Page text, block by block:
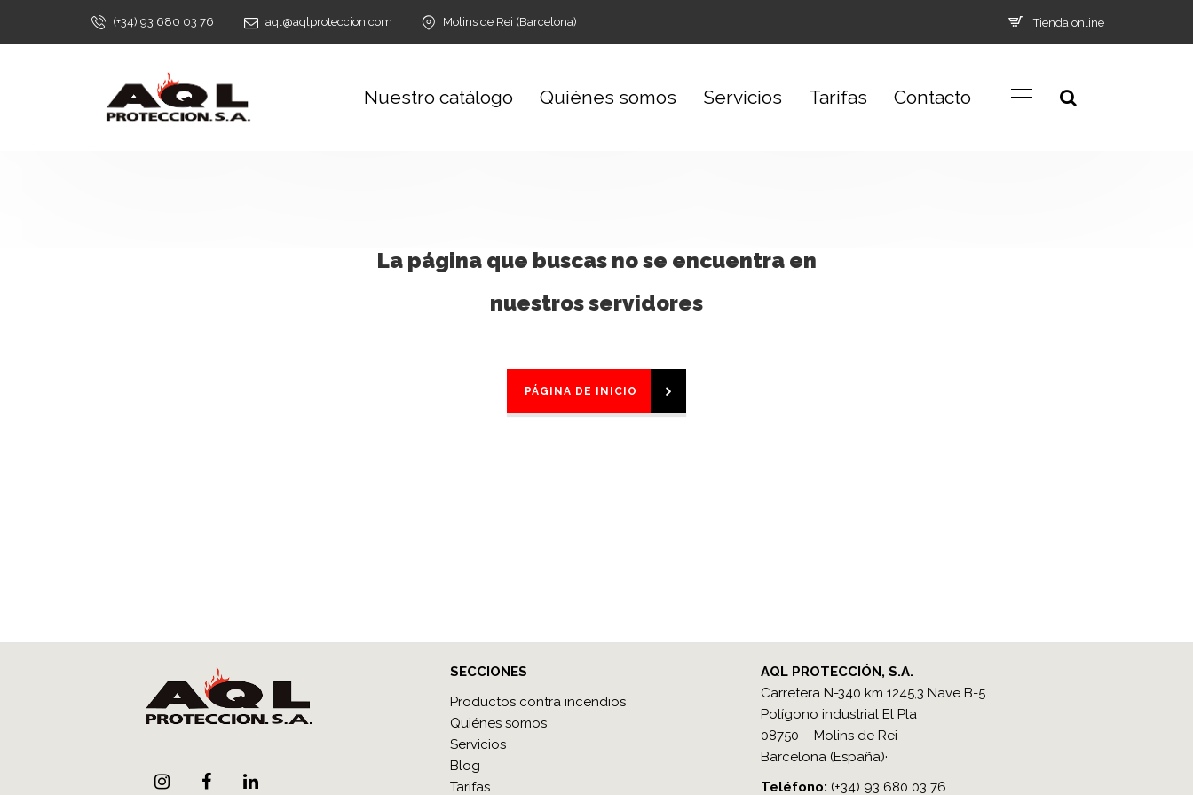
(+34) 93 680 03 76 aql@aqlproteccion.com Molins de Rei (Barcelona) Tienda online
Nuestro catálogo Quiénes somos Servicios Tarifas Contacto
La página que buscas no se encuentra en
nuestros servidores
PÁGINA DE INICIO
SECCIONES
Productos contra incendios
Quiénes somos
Servicios
Blog
Tarifas
AQL PROTECCIÓN, S.A.
Carretera N-340 km 1245,3 Nave B-5
Polígono industrial El Pla
08750 – Molins de Rei
Barcelona (España)·
Teléfono​: (+34) 93 680 03 76